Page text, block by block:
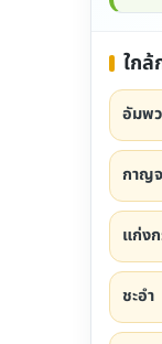
ใก
อัมพ
กาญ
แก่ง
ชะอำ